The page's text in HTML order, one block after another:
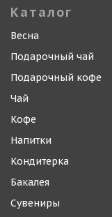
Каталог
Весна
Подарочный чай
Подарочный кофе
Чай
Кофе
Напитки
Кондитерка
Бакалея
Сувениры